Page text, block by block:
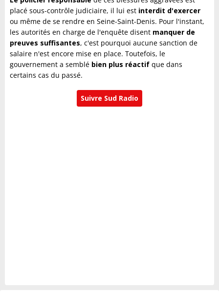
placé sous-contrôle judiciaire, il lui est interdit d'exercer
ou même de se rendre en Seine-Saint-Denis. Pour l'instant,
les autorités en charge de l'enquête disent manquer de
preuves suffisantes, c'est pourquoi aucune sanction de
salaire n'est encore mise en place. Toutefois, le
gouvernement a semblé bien plus réactif que dans
certains cas du passé.
Suivre Sud Radio